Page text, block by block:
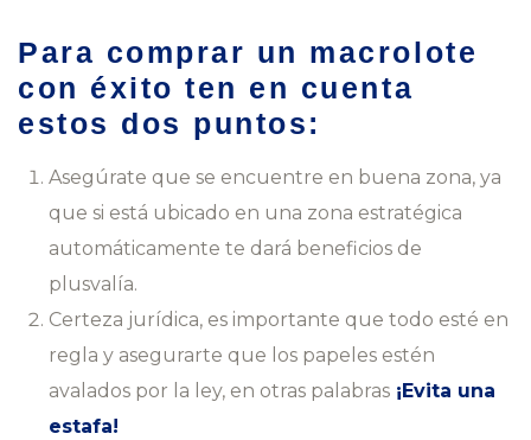
Para comprar un macrolote
con éxito ten en cuenta
estos dos puntos:
Asegúrate que se encuentre en buena zona, ya
que si está ubicado en una zona estratégica
automáticamente te dará beneficios de
plusvalía.
Certeza jurídica, es importante que todo esté en
regla y asegurarte que los papeles estén
avalados por la ley, en otras palabras¡Evita una
estafa!